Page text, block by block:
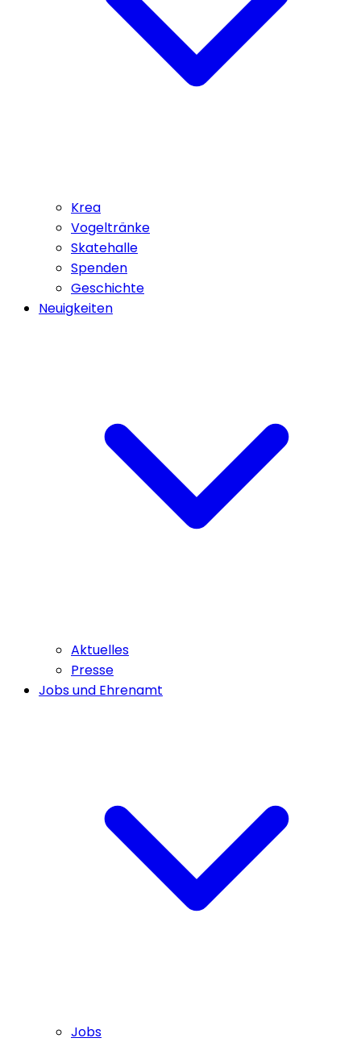
Krea
Vogeltränke
Skatehalle
Spenden
Geschichte
Neuigkeiten
Aktuelles
Presse
Jobs und Ehrenamt
Jobs